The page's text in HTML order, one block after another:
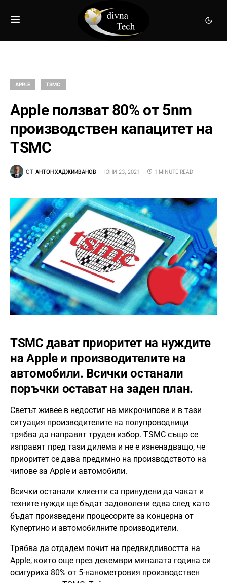
APPLE TSMC
Apple ползват 80% от 5nm
производствен капацитет на
TSMC
ОТ АНТОН ХАДЖИИВАНОВ ЮНИ 23, 2021 1 MINUTE READ
TSMC дават приоритет на нуждите
на Apple и производителите на
автомобили. Всички останали
поръчки остават на заден план.
Светът живее в недостиг на микрочипове и в тази
ситуация производителите на полупроводници
трябва да направят труден избор. TSMC също се
изправят пред тази дилема и не е изненадващо, че
приоритет се дава предимно на производството на
чипове за Apple и автомобили.
Всички останали клиенти са принудени да чакат и
техните нужди ще бъдат задоволени едва след като
бъдат произведени процесорите за концерна от
Купертино и автомобилните производители.
Трябва да отдадем почит на предвидливостта на
Apple, които още през декември миналата година си
осигуриха 80% от 5-нанометровия производствен